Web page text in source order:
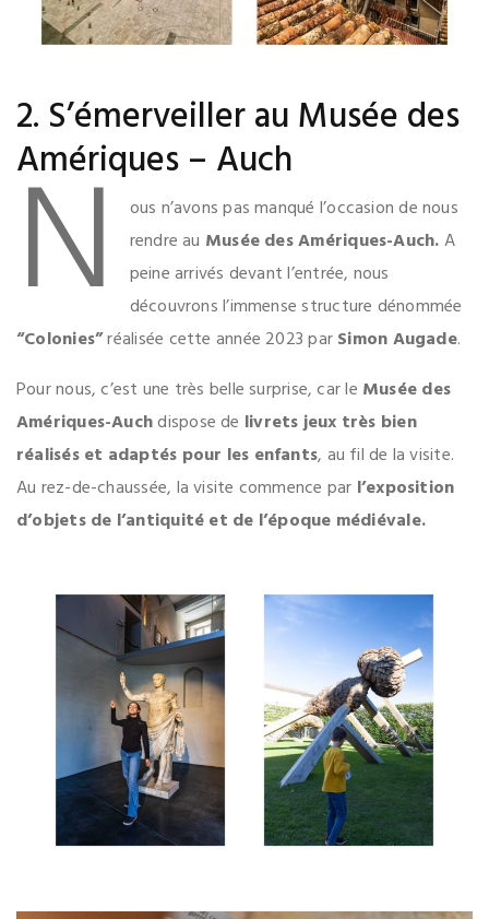
2. S’émerveiller au Musée des
Amériques – Auch
N ous n’avons pas manqué l’occasion de nous
rendre au Musée des Amériques-Auch.A
peine arrivés devant l’entrée, nous
découvrons l’immense structure dénommée
“Colonies”réalisée cette année 2023 parSimon Augade.
Pour nous, c’est une très belle surprise, car le Musée des
Amériques-Auchdispose de livrets jeux très bien
réalisés et adaptés pour les enfants, au fil de la visite.
Au rez-de-chaussée, la visite commence par l’exposition
d’objets de l’antiquité et de l’époque médiévale.